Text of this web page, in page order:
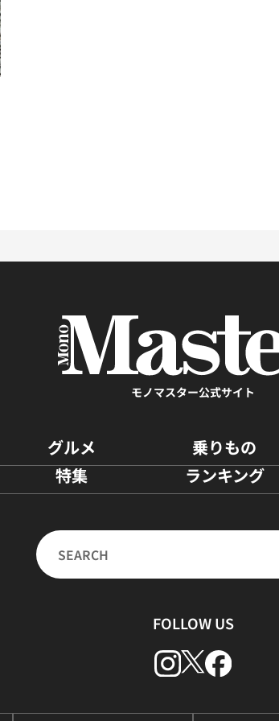
モノマスター公式サイト
グルメ 乗りもの
特集 ランキング
FOLLOW US